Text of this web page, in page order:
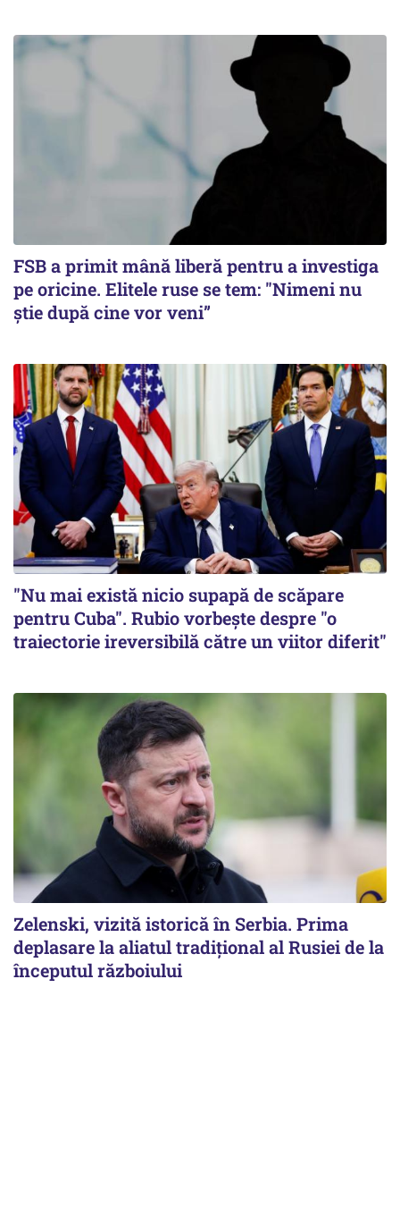
FSB a primit mână liberă pentru a investiga
pe oricine. Elitele ruse se tem: "Nimeni nu
știe după cine vor veni”
"Nu mai există nicio supapă de scăpare
pentru Cuba". Rubio vorbește despre "o
traiectorie ireversibilă către un viitor diferit"
Zelenski, vizită istorică în Serbia. Prima
deplasare la aliatul tradițional al Rusiei de la
începutul războiului